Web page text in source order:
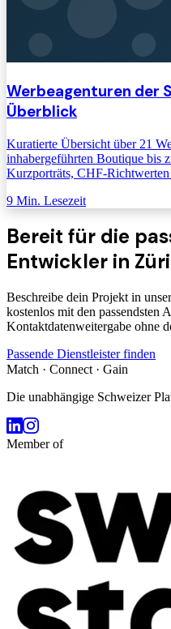
Werbeagenturen der
Überblick
Kuratierte Übersicht über 21
inhabergeführten Boutique bis
Kurzporträts, CHF-
9 Min. Lesezeit
Bereit für die
Entwickler in
Beschreibe dein Projekt in
kostenlos mit den passendsten
Kontaktdatenweitergabe ohne
Passende Dienstleister finden
Match · Connect · Gain
Die unabhängige Schweizer
Member of